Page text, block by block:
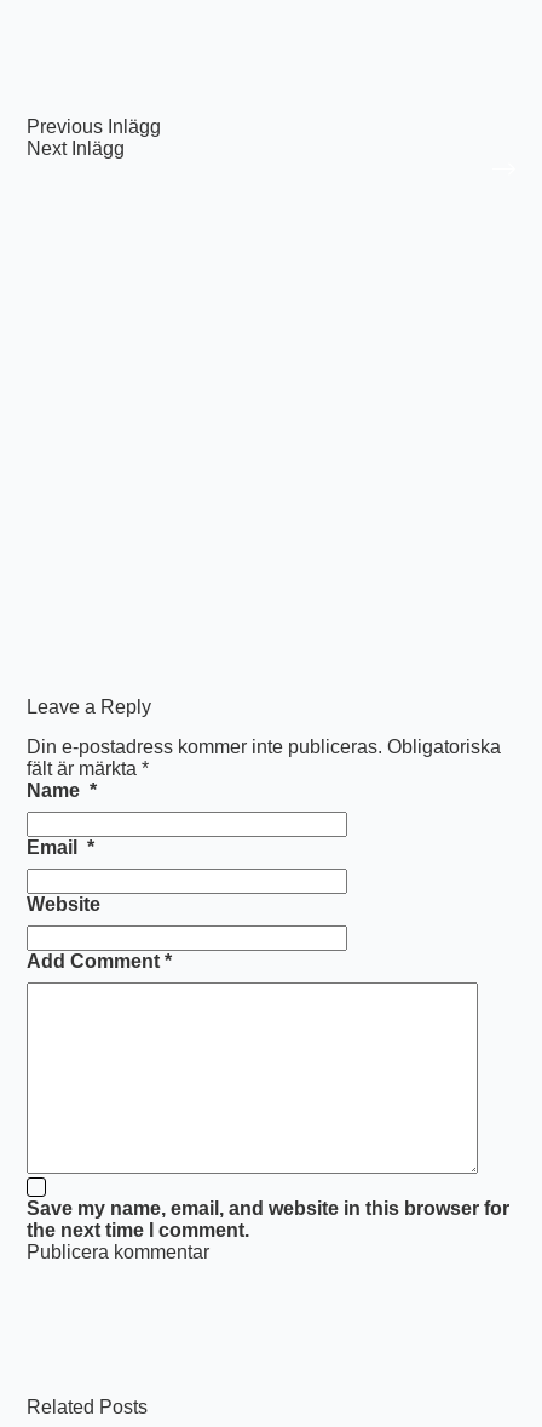
Previous Inlägg
Next Inlägg
Leave a Reply
Din e-postadress kommer inte publiceras. Obligatoriska
fält är märkta*
Name *
Email *
Website
Add Comment *
Save my name, email, and website in this browser for
the next time I comment.
Publicera kommentar
Related Posts